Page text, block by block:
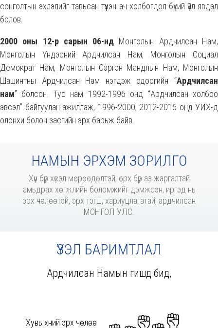
сонголтын эхлэлийг тавьсан түүхэн ач холбогдол бүхий үйл явдал
болов.
2000 оны 12-р сарын 06-нд Монголын Ардчилсан Нам,
Монголын Үндэсний Ардчилсан Нам, Монголын Социал
Демократ Нам, Монголын Сэргэн Мандлын Нам, Монголын
Шашинтны Ардчилсан Нам нэгдэж одоогийн “Ардчилсан
нам” болсон. Тус нам 1992-1996 онд “Ардчилсан холбоо
эвсэл” байгуулан ажиллаж, 1996-2000, 2012-2016 онд УИХ-д
олонхи болон засгийн эрх барьж байв.
НАМЫН ЭРХЭМ ЗОРИЛГО
Хүн бүр хүсэл мөрөөдөлтэй, өрх бүр аз жаргалтай
амьдрах хөгжлийн боломжийг дэмжсэн, иргэд нь
эрх чөлөөтэй, эрх тэгш, хариуцлагатай, ардчилсан
МОНГОЛ УЛС.
ҮЗЭЛ БАРИМТЛАЛ
Ардчилсан Намын гишүүд бид,
Хувь хүний эрх чөлөө